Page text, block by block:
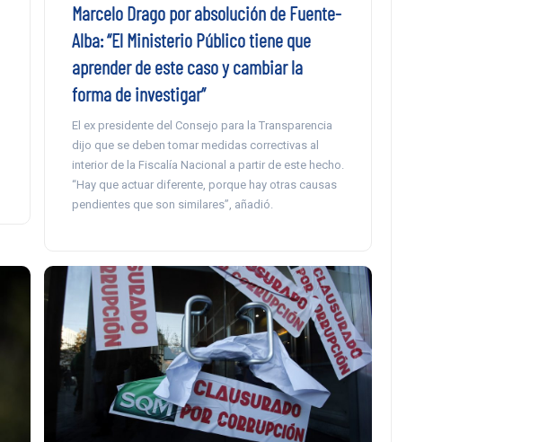
Marcelo Drago por absolución de Fuente-
Alba: “El Ministerio Público tiene que
aprender de este caso y cambiar la
forma de investigar”
El ex presidente del Consejo para la Transparencia
dijo que se deben tomar medidas correctivas al
interior de la Fiscalía Nacional a partir de este hecho.
“Hay que actuar diferente, porque hay otras causas
pendientes que son similares”, añadió.